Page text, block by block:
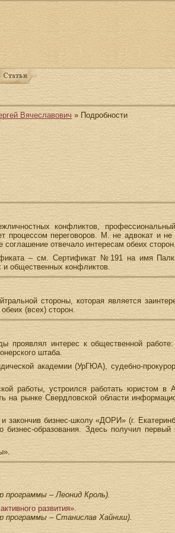
Вячеславович» Подробности
конфликтов,
процессом переговоров. М. не адвокат и
отвечало интересам обеих сторон.
– см. Сертификат №191 на имя
общественных конфликтов.
стороны, которая является
(всех) сторон.
интерес к общественной
штаба.
академии (УрГЮА), судебно-
работы, устроился работать юристом в
на рынке Свердловской области
бизнес-школу «ДОРИ» (г.
образования. Здесь получил первый
программы – Леонид Кроль).
развития».
программы – Станислав Хайниш).